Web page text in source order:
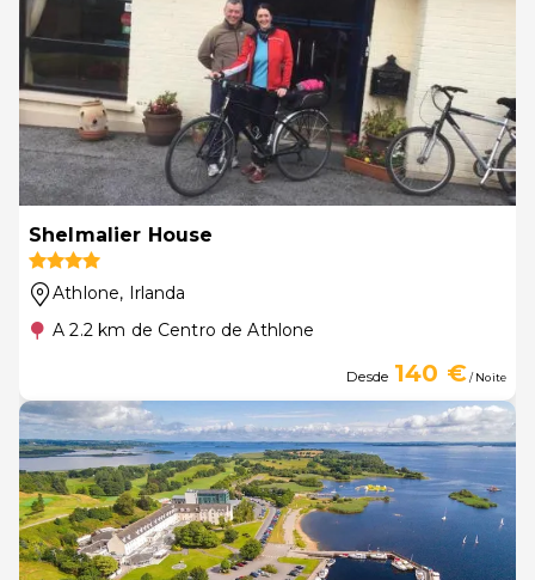
Shelmalier House
Athlone, Irlanda
A 2.2 km de Centro de Athlone
Desde 140 €/ Noite